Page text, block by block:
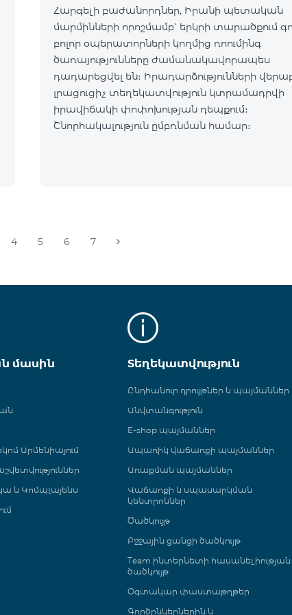
Հարգելի բաժանորդներ, Իրանի պետական
մարմինների որոշմամբ՝ երկրի տարածքում
բոլոր օպերատորների կողմից ռոումինգ
ծառայությունները ժամանակավորապես
դադարեցվել են։ Իրադարձությունների
լրացուցիչ տեղեկատվություն կտրամադրվի
իրավիճակի փոփոխության դեպքում։
Շնորհակալություն ըմբռնման համար։
4 5 6 7
մասին
Արմենիայում
և Կոմպլայենս
Տեղեկատվություն
Ընդհանուր դրույթներ և պայմաններ
Անվտանգություն
E-shop պայմաններ
Ապառիկ վաճառքի պայմաններ
Առաքման պայմաններ
Վաճառքի և սպասարկման
կենտրոններ
Ծածկույթ
Բջջային ցանցի ծածկույթ
Team ինտերնետի հասանելիության
ծածկույթ
Օգտակար փաստաթղթեր
Գործընկերներին և